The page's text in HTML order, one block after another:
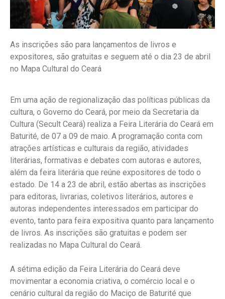
As inscrições são para lançamentos de livros e
expositores, são gratuitas e seguem até o dia 23 de abril
no Mapa Cultural do Ceará
Em uma ação de regionalização das políticas públicas da
cultura, o Governo do Ceará, por meio da Secretaria da
Cultura (Secult Ceará) realiza a Feira Literária do Ceará em
Baturité, de 07 a 09 de maio. A programação conta com
atrações artísticas e culturais da região, atividades
literárias, formativas e debates com autoras e autores,
além da feira literária que reúne expositores de todo o
estado. De 14 a 23 de abril, estão abertas as inscrições
para editoras, livrarias, coletivos literários, autores e
autoras independentes interessados em participar do
evento, tanto para feira expositiva quanto para lançamento
de livros. As inscrições são gratuitas e podem ser
realizadas no Mapa Cultural do Ceará.
A sétima edição da Feira Literária do Ceará deve
movimentar a economia criativa, o comércio local e o
cenário cultural da região do Maciço de Baturité que